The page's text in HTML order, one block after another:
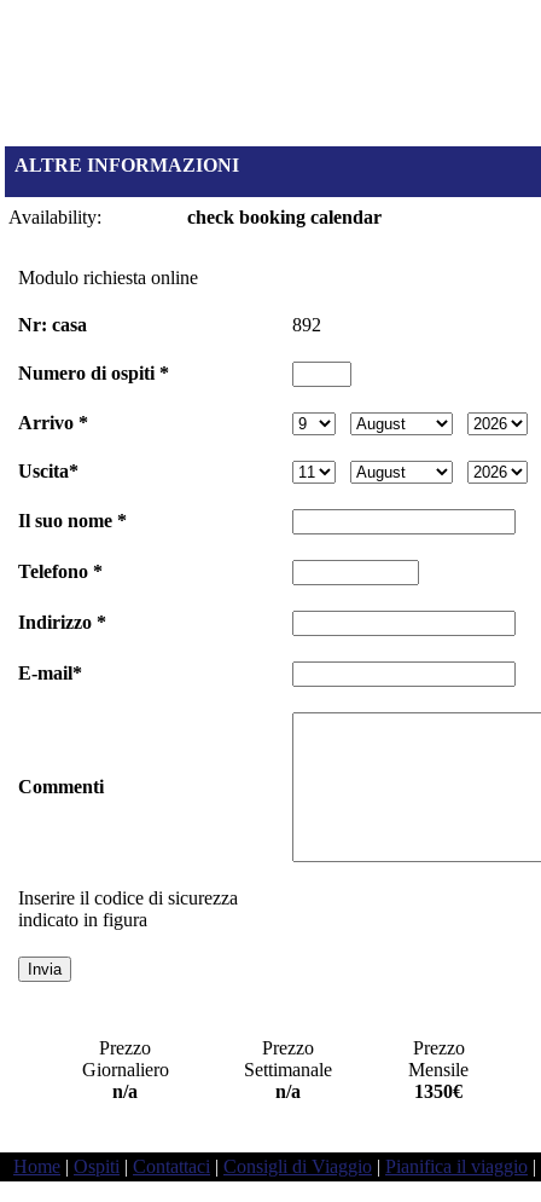
ALTRE INFORMAZIONI
Availability: check booking calendar
Modulo richiesta online
Nr: casa 892
Numero di ospiti *
Arrivo *
Uscita*
Il suo nome *
Telefono *
Indirizzo *
E-mail*
Commenti
Inserire il codice di sicurezza
indicato in figura
Prezzo
Giornaliero
n/a
Prezzo
Settimanale
n/a
Prezzo
Mensile
1350€
Home | Ospiti | Contattaci | Consigli di Viaggio | Pianifica il viaggio |